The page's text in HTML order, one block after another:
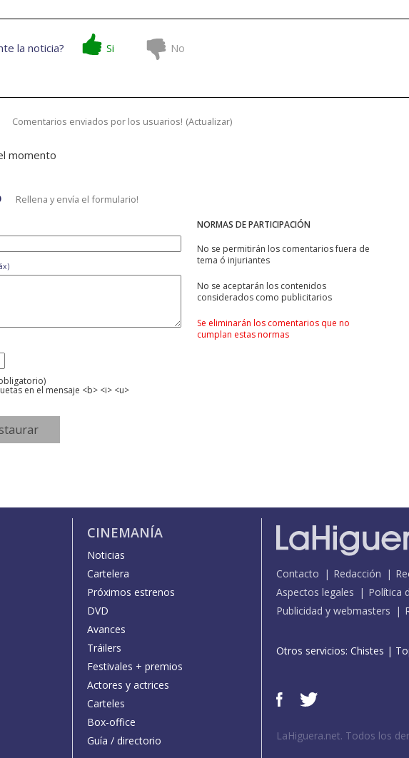
la noticia? Si No
Comentarios enviados por los usuarios! (Actualizar)
momento
Rellena y envía el formulario!
NORMAS DE PARTICIPACIÓN
No se permitirán los comentarios fuera de
tema ó injuriantes
No se aceptarán los contenidos
considerados como publicitarios
Se eliminarán los comentarios que no
cumplan estas normas
en el mensaje <b> <i> <u>
CINEMANÍA
Noticias
Cartelera
Próximos estrenos
DVD
Avances
Tráilers
Festivales + premios
Actores y actrices
Carteles
Box-office
Guía / directorio
Contacto Redacción
Aspectos legales
Política
Publicidad y webmasters
Otros servicios: Chistes |
LaHiguera.net. Todos los